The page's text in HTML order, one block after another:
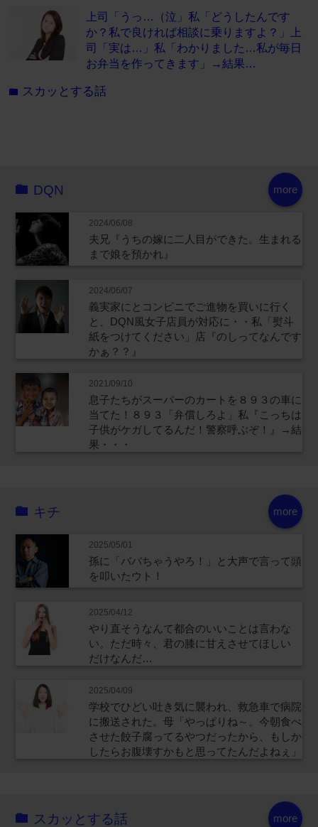
上司「うっ…（泣」私「どうしたんです
か？私で良ければ相談に乗りますよ？」上
司「実は…」私「わかりました…私が毎日
お弁当を作ってきます」→結果…
folder スカッとする話
more
DQN
2024/06/08
夫兄『うちの嫁に二人目ができた。生まれる
まで娘を預かれ』
2024/06/07
義実家にとコンビニでご進物を買いに行く
と、DQN風女子店員が対応に・・私「熨斗
紙をつけてください」店『のしってなんです
かぁ？？』
2021/09/10
息子たちがスーパーのカートを８９３の車に
当てた！８９３「弁償しろよ」私『こっちは
子供がケガしてるんだ！警察呼ぶぞ！』→結
果・・・
more
キチ
2025/05/01
孫に「ババちゃうやろ！」と大声で言って頭
を叩いたウト！
2025/04/12
やり直そうなんて都合のいいことは言わな
い。ただ時々、君の膝に甘えさせてほしい
だけなんだ…
2025/04/09
学校でひどい吐き気に襲われ、救急車で病院
に搬送された。母「やっぱりね～。今朝食べ
させた餃子腐ってるやつだったから、もしか
したらお腹壊すかもと思ってたんだよねぇ」
more
スカッとする話